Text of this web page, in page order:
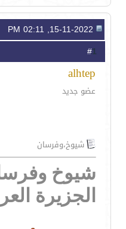
1
alhtep
عضو جديد
شيوخ،وفرسان
شيوخ
الجزيرة